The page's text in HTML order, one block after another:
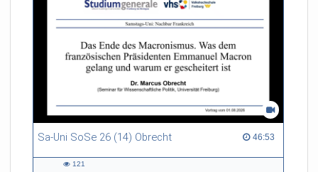
Sa-Uni SoSe 26 (14) Obrecht 46:53
46:53 duration
121